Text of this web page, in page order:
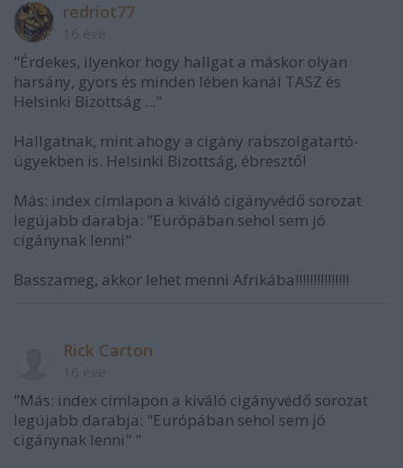
redriot77
"Érdekes, ilyenkor hogy hallgat a máskor olyan
harsány, gyors és minden lében kanál TASZ és
Helsinki Bizottság ..."
Hallgatnak, mint ahogy a cigány rabszolgatartó-
ügyekben is. Helsinki Bizottság, ébresztő!
Más: index címlapon a kiváló cigányvédő sorozat
legújabb darabja: "Európában sehol sem jó
cigánynak lenni"
Basszameg, akkor lehet menni Afrikába!!!!!!!!!!!!!!!
Rick Carton
"Más: index címlapon a kiváló cigányvédő sorozat
legújabb darabja: "Európában sehol sem jó
cigánynak lenni" "